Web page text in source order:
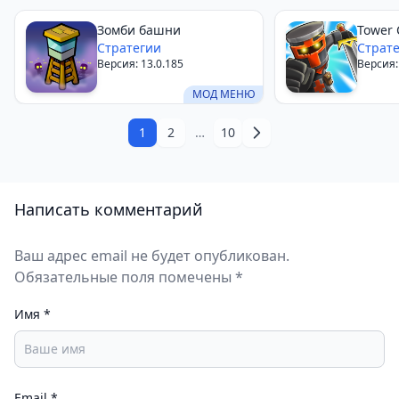
Игра понравится тем, кто любит классические tower
defense без лишних украшательств и гачи-механик.
Отлично подойдет фанатам жанра, которые ценят
чистую стр
МОД МЕНЮ
Зомби башни
Стратегии
Версия: 13.0.185
Tower
1 2 … 10
Написать комментарий
Ваш адрес email не будет опубликован.
Обязательные поля помечены *
Имя *